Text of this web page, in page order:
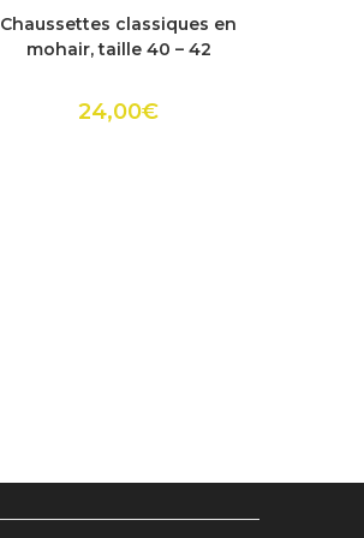
produit
a
plusieurs
variations.
peuvent
Chaussettes classiques en
mohair, taille 40 – 42
24,00€